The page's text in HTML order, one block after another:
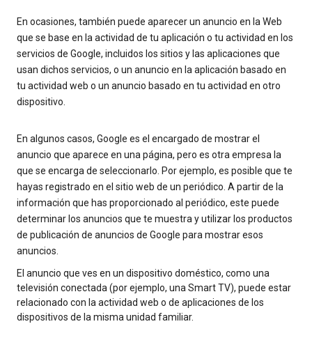
En ocasiones, también puede aparecer un anuncio en la Web
que se base en la actividad de tu aplicación o tu actividad en los
servicios de Google, incluidos los sitios y las aplicaciones que
usan dichos servicios, o un anuncio en la aplicación basado en
tu actividad web o un anuncio basado en tu actividad en otro
dispositivo.
En algunos casos, Google es el encargado de mostrar el
anuncio que aparece en una página, pero es otra empresa la
que se encarga de seleccionarlo. Por ejemplo, es posible que te
hayas registrado en el sitio web de un periódico. A partir de la
información que has proporcionado al periódico, este puede
determinar los anuncios que te muestra y utilizar los productos
de publicación de anuncios de Google para mostrar esos
anuncios.
El anuncio que ves en un dispositivo doméstico, como una
televisión conectada (por ejemplo, una Smart TV), puede estar
relacionado con la actividad web o de aplicaciones de los
dispositivos de la misma unidad familiar.